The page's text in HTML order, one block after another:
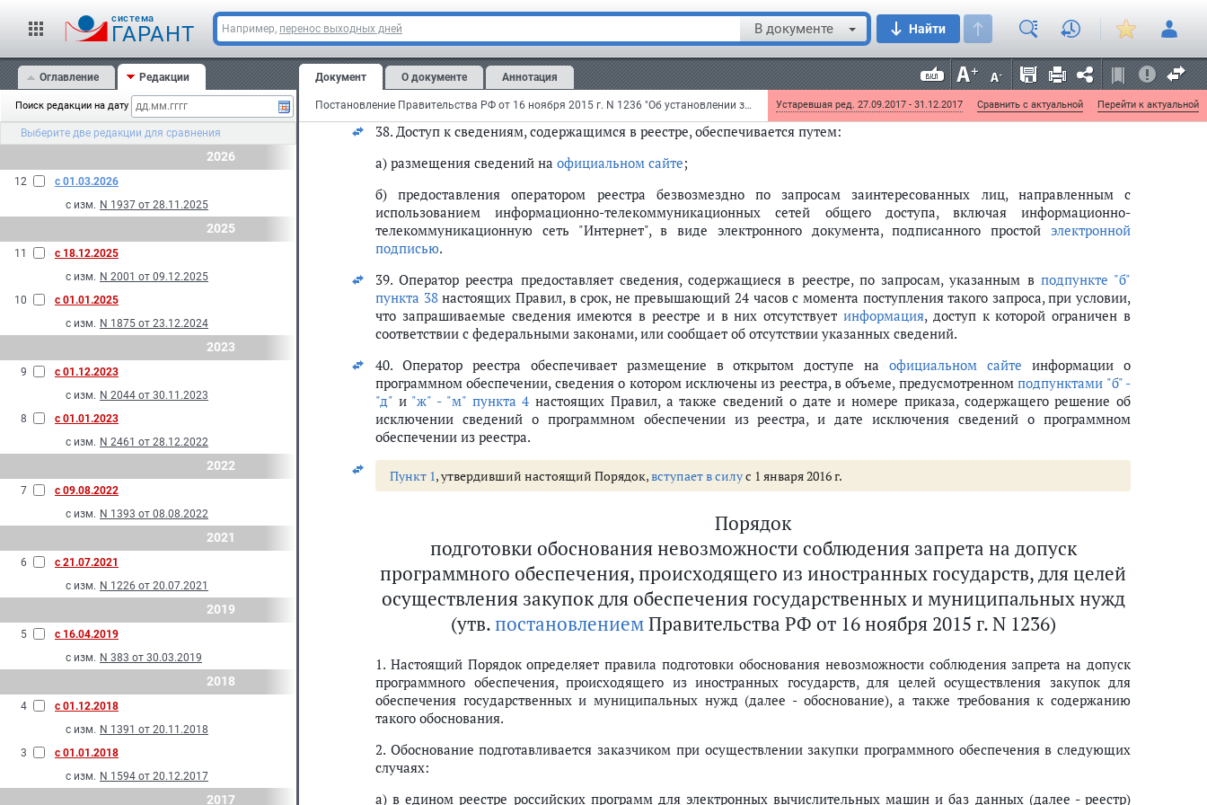
cистема
ГАРАНТ Например, перенос выходных дней В документе Найти
Оглавление Редакции
Поиск редакции на дату
Выберите две редакции для сравнения
2026
12
с 01.03.2026
с изм. N 1937 от 28.11.2025
2025
11
с 18.12.2025
с изм. N 2001 от 09.12.2025
10
с 01.01.2025
с изм. N 1875 от 23.12.2024
2023
9
с 01.12.2023
с изм. N 2044 от 30.11.2023
8
с 01.01.2023
с изм. N 2461 от 28.12.2022
2022
7
с 09.08.2022
с изм. N 1393 от 08.08.2022
2021
6
с 21.07.2021
с изм. N 1226 от 20.07.2021
2019
5
с 16.04.2019
с изм. N 383 от 30.03.2019
2018
4
с 01.12.2018
с изм. N 1391 от 20.11.2018
3
с 01.01.2018
с изм. N 1594 от 20.12.2017
2017
Документ О документе Аннотация
Постановление Правительства РФ от 16 ноября 2015 г. N 1236 "Об установлении запрета на допуск программного обеспечения, происходящего из иностранных государств, для целей осуществления закупок для обеспечения государственных и муниципальных нужд" Устаревшая ред. 27.09.2017 - 31.12.2017 Сравнить с актуальной Перейти к актуальной
программном обеспечении.
36. Решения, действия (бездействие) уполномоченного органа и (или) действия (бездействие) оператора реестра
могут быть обжалованы в порядке, предусмотренном законодательством Российской Федерации.
37. Сведения, содержащиеся в реестре, являются открытыми и общедоступными.
38. Доступ к сведениям, содержащимся в реестре, обеспечивается путем:
а) размещения сведений на официальном сайте;
б) предоставления оператором реестра безвозмездно по запросам заинтересованных лиц, направленным с
использованием информационно-телекоммуникационных сетей общего доступа, включая информационно-
телекоммуникационную сеть "Интернет", в виде электронного документа, подписанного простой электронной
подписью.
39. Оператор реестра предоставляет сведения, содержащиеся в реестре, по запросам, указанным в подпункте "б"
пункта 38настоящих Правил, в срок, не превышающий 24 часов с момента поступления такого запроса, при условии,
что запрашиваемые сведения имеются в реестре и в них отсутствует информация, доступ к которой ограничен в
соответствии с федеральными законами, или сообщает об отсутствии указанных сведений.
40. Оператор реестра обеспечивает размещение в открытом доступе наофициальном сайте информации о
программном обеспечении, сведения о котором исключены из реестра, в объеме, предусмотренномподпунктами "б" -
"д" и "ж" - "м" пункта 4 настоящих Правил, а также сведений о дате и номере приказа, содержащего решение об
исключении сведений о программном обеспечении из реестра, и дате исключения сведений о программном
обеспечении из реестра.
Пункт 1, утвердивший настоящий Порядок,вступает в силус 1 января 2016 г.
Порядок
подготовки обоснования невозможности соблюдения запрета на допуск
программного обеспечения, происходящего из иностранных государств, для целей
осуществления закупок для обеспечения государственных и муниципальных нужд
(утв.постановлениемПравительства РФ от 16 ноября 2015 г. N 1236)
1. Настоящий Порядок определяет правила подготовки обоснования невозможности соблюдения запрета на допуск
программного обеспечения, происходящего из иностранных государств, для целей осуществления закупок для
обеспечения государственных и муниципальных нужд (далее - обоснование), а также требования к содержанию
такого обоснования.
2. Обоснование подготавливается заказчиком при осуществлении закупки программного обеспечения в следующих
случаях:
а) в едином реестре российских программ для электронных вычислительных машин и баз данных (далее - реестр)